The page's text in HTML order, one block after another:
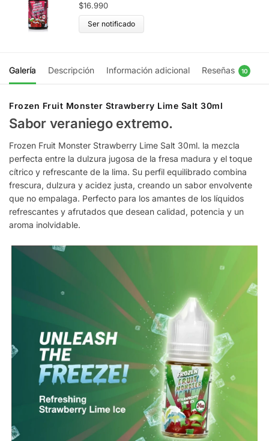
$16.990
Ser notificado
Galería Descripción Información adicional Reseñas 10
Frozen Fruit Monster Strawberry Lime Salt 30ml
Sabor veraniego extremo.
Frozen Fruit Monster Strawberry Lime Salt 30ml. la mezcla
perfecta entre la dulzura jugosa de la fresa madura y el toque
cítrico y refrescante de la lima. Su perfil equilibrado combina
frescura, dulzura y acidez justa, creando un sabor envolvente
que no empalaga. Perfecto para los amantes de los líquidos
refrescantes y afrutados que desean calidad, potencia y un
aroma inolvidable.